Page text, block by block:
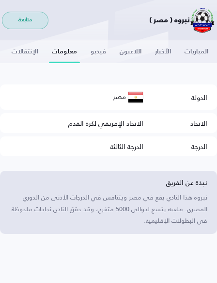
نبروه ( مصر ) متابعة
المباريات الأخبار اللاعبون فيديو معلومات الإنتقالات
الدولة مصر
الاتحاد
الاتحاد الإفريقي لكرة القدم
الدرجة
الدرجة الثالثة
نبذة عن الفريق
نبروه هذا النادي يقع في مصر ويتنافس في الدرجات الأدنى من الدوري
المصري. ملعبه يتسع لحوالي 5000 متفرج، وقد حقق النادي نجاحات ملحوظة
في البطولات الإقليمية.